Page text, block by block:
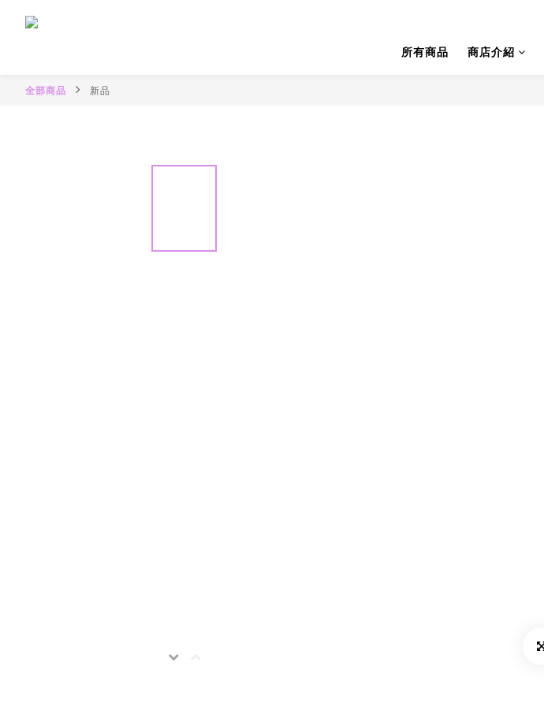
所有商品
商店介紹
全部商品 新品